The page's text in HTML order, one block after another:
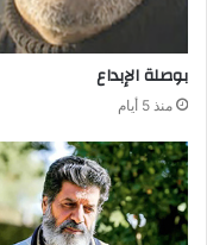
بوصلة‭ ‬الإبداع
منذ 5 أيام